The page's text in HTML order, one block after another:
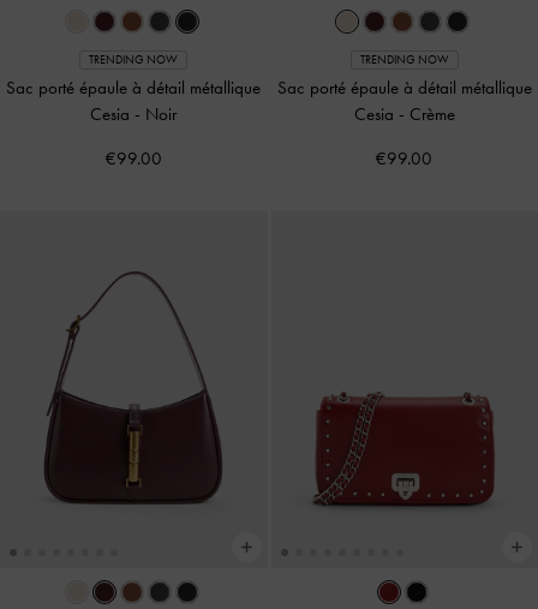
TRENDING NOW
Sac porté épaule à détail métallique
Cesia - Noir
€99.00
TRENDING NOW
Sac porté épaule à détail métallique
Cesia - Crème
€99.00